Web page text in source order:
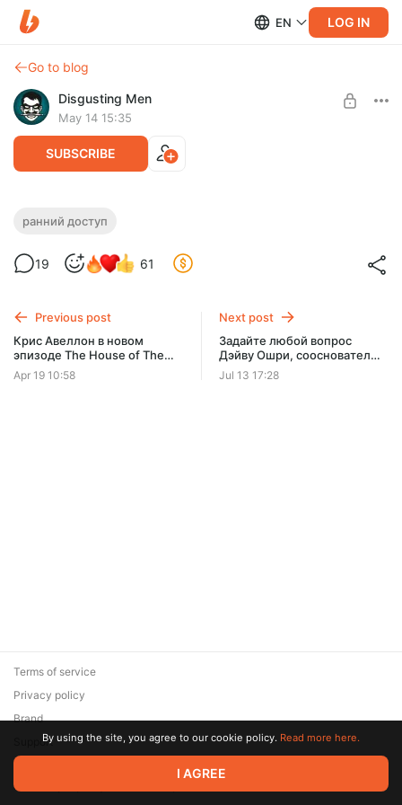
EN LOG IN
Go to blog
Disgusting Men
May 14 15:35
SUBSCRIBE
266. Heroes of Might & Magic & Aliens
Классический аудиоформат. Ничего лишнего.
Вломить реала
ранний доступ
19 61
Previous post
Крис Авеллон в новом
эпизоде The House of The
Dev. Ранний доступ,
английская версия
Apr 19 10:58
Next post
Задайте любой вопрос
Дэйву Ошри, сооснователю
издательства New Blood
Interactive
Jul 13 17:28
© 2026 Zaya Solutions Limited. All rights reserved. All trademarks
are the property of their respective owners.
Terms of service
Privacy policy
Brand
SupportBy using the site, you agree to our cookie policy. Read more here.
I AGREE